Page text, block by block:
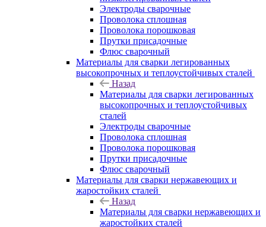
Электроды сварочные
Проволока сплошная
Проволока порошковая
Прутки присадочные
Флюс сварочный
Материалы для сварки легированных
высокопрочных и теплоустойчивых сталей
Назад
Материалы для сварки легированных
высокопрочных и теплоустойчивых
сталей
Электроды сварочные
Проволока сплошная
Проволока порошковая
Прутки присадочные
Флюс сварочный
Материалы для сварки нержавеющих и
жаростойких сталей
Назад
Материалы для сварки нержавеющих и
жаростойких сталей